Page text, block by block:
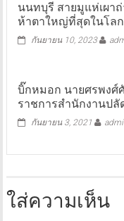
นนทบุรี สายมูแห่เผา
ห้าตาใหญ่ที่สุดในโล
กันยายน 10, 2023
บิ๊กหมอก นายศรพงศ์
ราชการสำนักงานป
กันยายน 3, 2021
ใส่ความเห็น